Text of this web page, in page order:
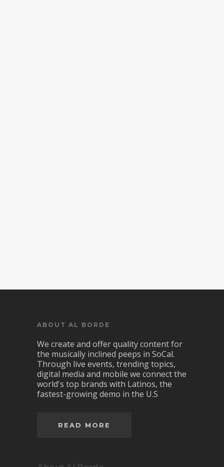
ABOUT AL BORDE
We create and offer quality content for
the musically inclined peeps in SoCal.
Through live events, trending topics,
digital media and mobile we connect the
world's top brands with Latinos, the
fastest-growing demo in the U.S
READ MORE